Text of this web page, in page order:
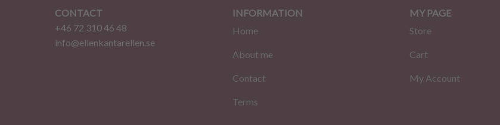
CONTACT
+46 72 310 46 48
info@ellenkantarellen.se
INFORMATION
Home
About me
Contact
Terms
MY PAGE
Store
Cart
My Account